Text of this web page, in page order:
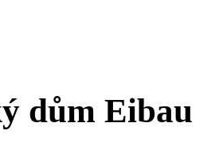
dům Eibau